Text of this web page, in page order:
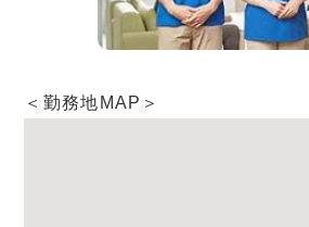
＜勤務地MAP＞